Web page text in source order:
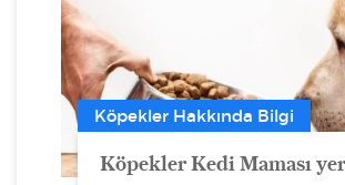
Köpekler Hakkında Bilgi
Köpekler Kedi Maması